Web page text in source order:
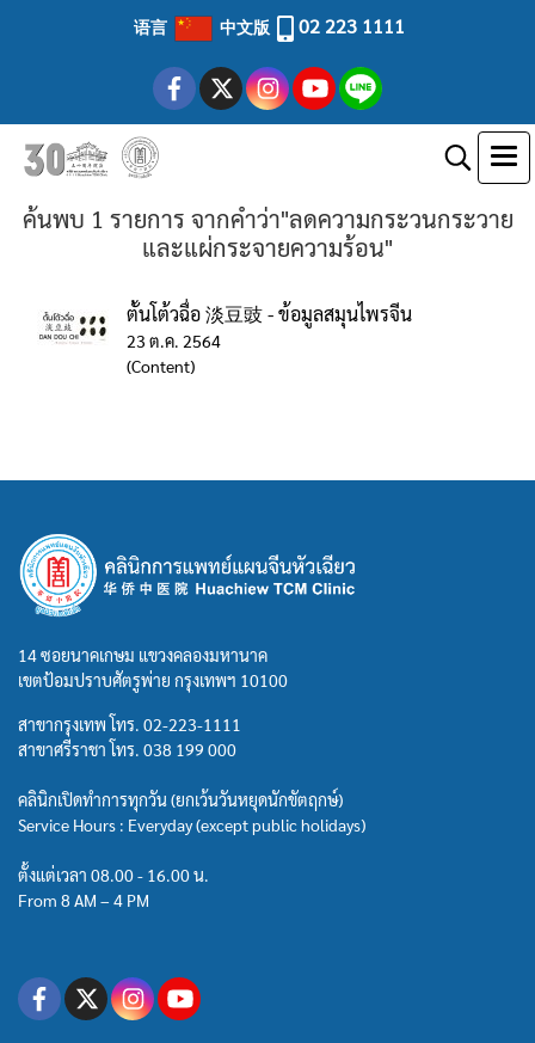
语言 中文版 02 223 1111
ค้นพบ 1 รายการ จากคำว่า"ลดความกระวนกระวาย
และแผ่กระจายความร้อน"
ตั้นโต้วฉื่อ 淡豆豉 - ข้อมูลสมุนไพรจีน
23 ต.ค. 2564
(Content)
14 ซอยนาคเกษม แขวงคลองมหานาค
เขตป้อมปราบศัตรูพ่าย กรุงเทพฯ 10100
สาขากรุงเทพ โทร. 02-223-1111
สาขาศรีราชา โทร. 038 199 000
คลินิกเปิดทำการทุกวัน (ยกเว้นวันหยุดนักขัตฤกษ์)
Service Hours : Everyday (except public holidays)
ตั้งแต่เวลา 08.00 - 16.00 น.
From 8 AM – 4 PM